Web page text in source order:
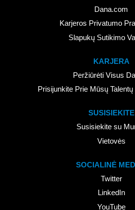
Dana.com
Karjeros Privatumo
Slapukų Sutikimo
KARJERA
Peržiūrėti Visus
Prisijunkite Prie Mūsų
SUSISIEKITE
Susisiekite su
Vietovės
SOCIALINĖ
Twitter
LinkedIn
YouTube